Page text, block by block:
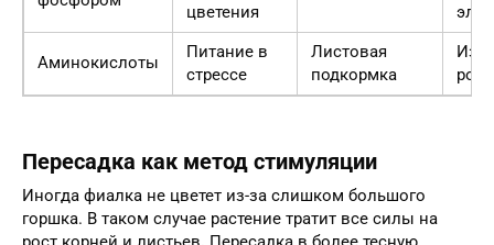
цветения
Аминокислоты
Питание в
стрессе
Листовая
подкормка
Пересадка как метод стимуляции
Иногда фиалка не цветет из-за слишком большого
горшка. В таком случае растение тратит все силы на